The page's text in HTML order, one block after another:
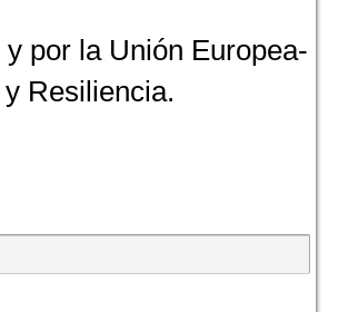
por la Unión Europea-
Resiliencia.